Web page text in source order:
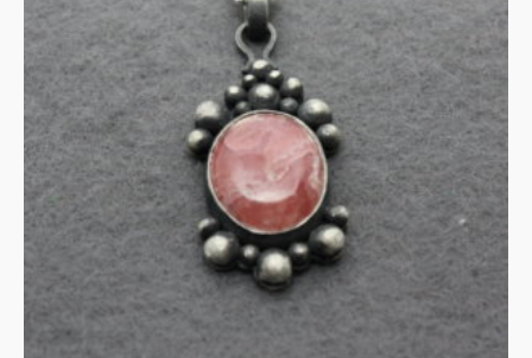
Rhodochrosite in gezwart
zilver
€125.00
IN WINKELMAND